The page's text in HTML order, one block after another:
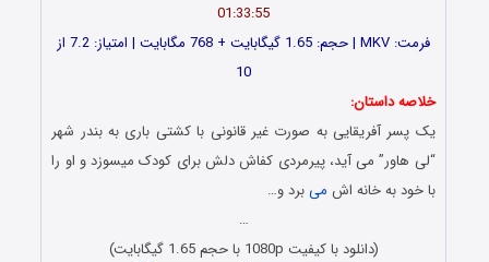
01:33:55
فرمت: MKV | حجم: 1.65 گیگابایت + 768 مگابایت | امتیاز: 7.2 از
10
خلاصه داستان:
یک پسر آفریقایی به صورت غیر قانونی با کشتی باری به بندر شهر
“لی هاور” می آید، پیرمردی کفاش دلش برای کودک میسوزد و او را
با خود به خانه اش میبرد و…
…
(دانلود با کیفیت 1080p با حجم 1.65 گیگابایت)